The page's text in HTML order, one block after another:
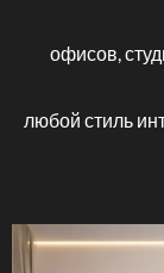
офисов,
любой стиль